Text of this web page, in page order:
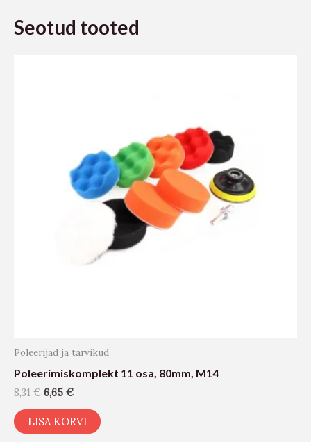
Seotud tooted
Poleerijad ja tarvikud
Poleerimiskomplekt 11 osa, 80mm, M14
8,31€ 6,65 €
LISA KORVI